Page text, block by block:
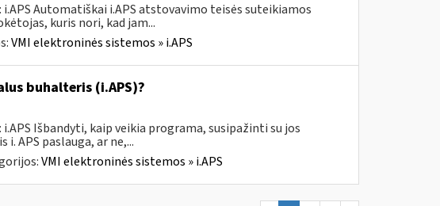
Automatiškai i.APS atstovavimo teisės suteikiamos
kuris nori, kad jam...
VMI elektroninės sistemos » i.APS
buhalteris (i.APS)?
Išbandyti, kaip veikia programa, susipažinti su jos
APS paslauga, ar ne,...
VMI elektroninės sistemos » i.APS